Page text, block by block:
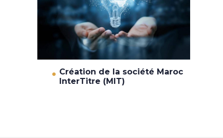
Création de la société Maroc
InterTitre (MIT)